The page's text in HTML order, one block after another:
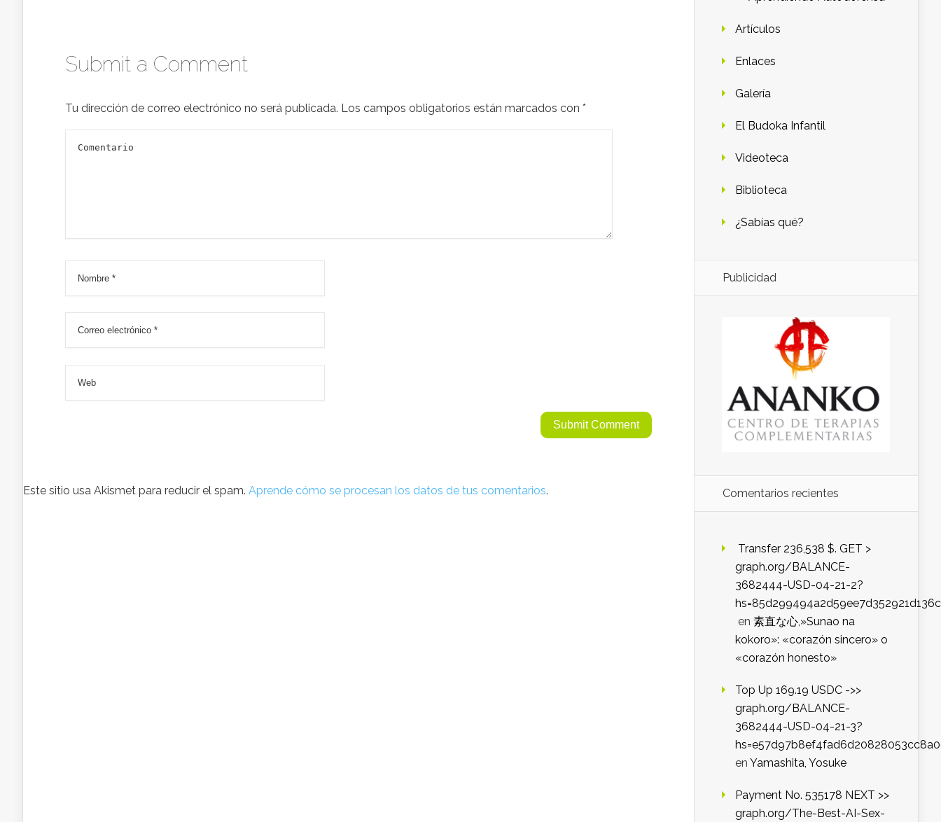
Submit a Comment
Tu dirección de correo electrónico no será publicada. Los campos obligatorios están marcados con *
Este sitio usa Akismet para reducir el spam. Aprende cómo se procesan los datos de tus comentarios.
Artículos
Enlaces
Galería
El Budoka Infantil
Videoteca
Biblioteca
¿Sabías qué?
Publicidad
Comentarios recientes
️ Transfer 236,538 $. GET >
graph.org/BALANCE-
3682444-USD-04-21-2?
en 素直な心,»Sunao na
kokoro»: «corazón sincero» o
«corazón honesto»
Top Up 169.19 USDC ->>
graph.org/BALANCE-
3682444-USD-04-21-3?
en Yamashita, Yosuke
Payment No. 535178 NEXT >>
graph.org/The-Best-AI-Sex-